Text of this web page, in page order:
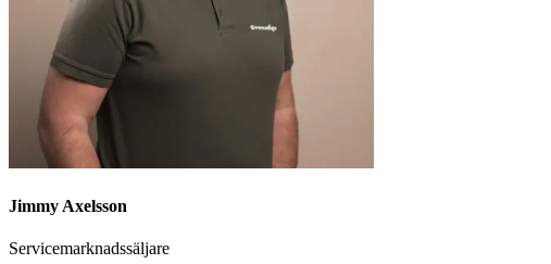
Jimmy Axelsson
Servicemarknadssäljare